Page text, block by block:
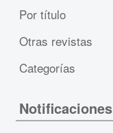
Por título
Otras revistas
Categorías
Notificaciones